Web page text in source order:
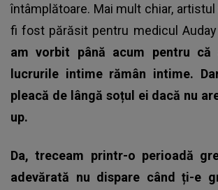
întâmplătoare. Mai mult chiar,
fi fost părăsit pentru medicul Auday
am vorbit până acum pentru
lucrurile intime rămân intime.
pleacă de lângă soțul ei dacă nu
up.
Da, treceam printr-o perioadă
adevărată nu dispare când ți-e